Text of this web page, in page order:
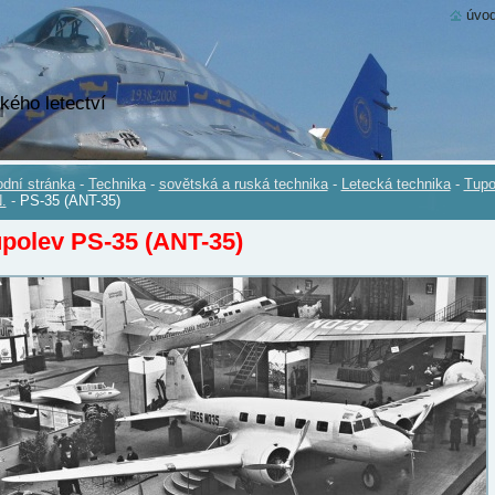
letectví
stránka - Technika - sovětská a ruská technika - Letecká technika -
- PS-35 (ANT-35)
PS-35 (ANT-35)